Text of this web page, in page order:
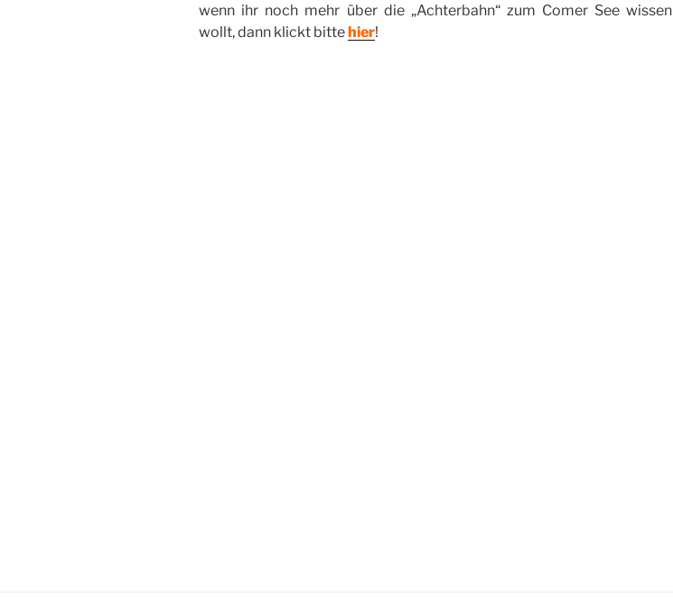
wenn ihr noch mehr über die „Achterbahn“ zum Comer See wissen
wollt, dann klickt bittehier!